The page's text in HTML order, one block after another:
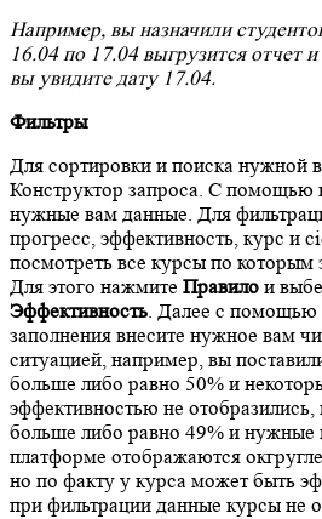
Например, вы назначили
16.04 по 17.04 выгрузится отчет
вы увидите дату 17.04.
Фильтры
Для сортировки и поиска нужной
Конструктор запроса. С помощью
нужные вам данные. Для
прогресс, эффективность, курс и
посмотреть все курсы по
Для этого нажмите Правило и
Эффективность. Далее с помощью
заполнения внесите нужное вам
ситуацией, например, вы
больше либо равно 50% и
эффективностью не отобразились,
больше либо равно 49% и нужные
платформе отображаются
но по факту у курса может быть
при фильтрации данные курсы не